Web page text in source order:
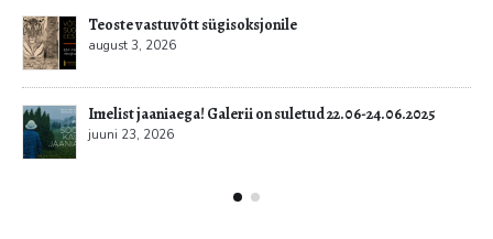
Teoste vastuvõtt sügisoksjonile
august 3, 2026
Imelist jaaniaega! Galerii on suletud 22.06-24.06.2025
juuni 23, 2026